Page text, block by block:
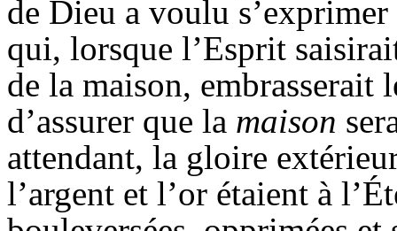
de Dieu a voulu
qui, lorsque l’Esprit
de la maison, embrasserait
d’assurer que la maison
attendant, la gloire
l’argent et l’or étaient à